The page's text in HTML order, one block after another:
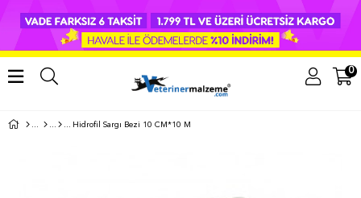
0
Hidrofil Sargı Bezi 10 CM*10 M